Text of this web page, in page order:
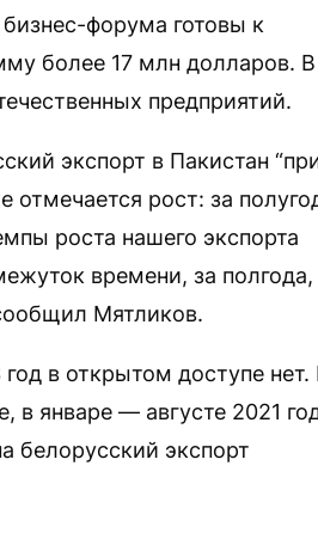
форума готовы к
более 17 млн долларов. В
предприятий.
экспорт в Пакистан
отмечается рост: за
роста нашего экспорта
времени, за полгода,
Мятликов.
в открытом доступе нет.
в январе — августе 2021
белорусский экспорт